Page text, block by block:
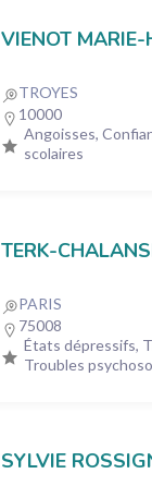
VIENOT MARIE-
TROYES
10000
Angoisses,
scolaires
TERK-
PARIS
75008
États dépressifs,
Troubles
SYLVIE